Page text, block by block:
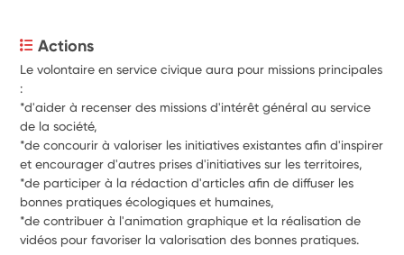
Actions
Le volontaire en service civique aura pour missions principales
:
*d'aider à recenser des missions d'intérêt général au service
de la société,
*de concourir à valoriser les initiatives existantes afin d'inspirer
et encourager d'autres prises d'initiatives sur les territoires,
*de participer à la rédaction d'articles afin de diffuser les
bonnes pratiques écologiques et humaines,
*de contribuer à l'animation graphique et la réalisation de
vidéos pour favoriser la valorisation des bonnes pratiques.